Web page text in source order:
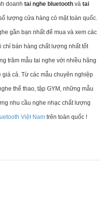
doanh tai nghe bluetooth và tai
lượng cửa hàng có mặt toàn quốc.
gần bạn nhất để mua và xem các
chỉ bán hàng chất lượng nhất tốt
trăm mẫu tai nghe với nhiều hãng
cả. Từ các mẫu chuyên nghiệp
thể thao, tập GYM, những mẫu
nhu cầu nghe nhạc chất lượng
Việt Nam trên toàn quốc !